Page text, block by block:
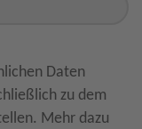
Daten
zu dem
Mehr dazu